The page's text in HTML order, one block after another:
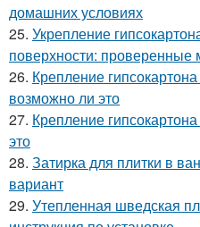
домашних условиях
25. Укрепление
поверхности: проверенные
26. Крепление
возможно ли это
27. Крепление
это
28. Затирка для плитки в
вариант
29. Утепленная шведская